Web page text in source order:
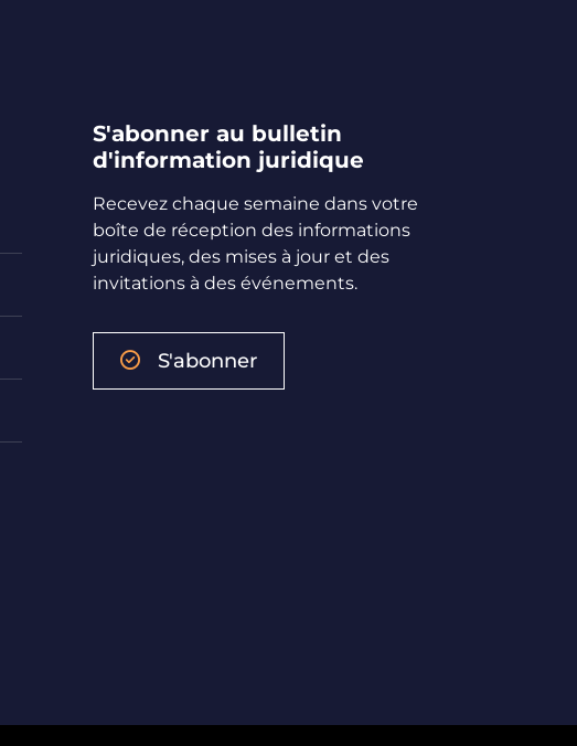
S'abonner au bulletin
d'information juridique
Recevez chaque semaine dans votre
boîte de réception des informations
juridiques, des mises à jour et des
invitations à des événements.
S'abonner